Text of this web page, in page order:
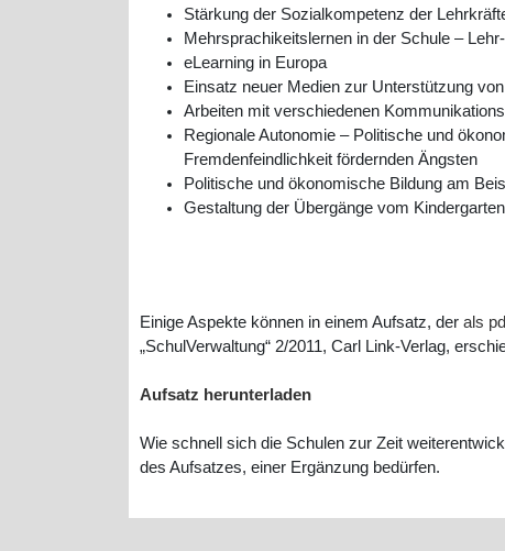
Stärkung der Sozialkompetenz der
Mehrsprachikeitslernen in der Schule –
eLearning in Europa
Einsatz neuer Medien zur Unterstützung
Arbeiten mit verschiedenen
Regionale Autonomie – Politische und
Fremdenfeindlichkeit fördernden Ängsten
Politische und ökonomische Bildung am
Gestaltung der Übergänge vom
Einige Aspekte können in einem Aufsatz, der als
„SchulVerwaltung“ 2/2011, Carl Link-Verlag,
Aufsatz herunterladen
Wie schnell sich die Schulen zur Zeit
des Aufsatzes, einer Ergänzung bedürfen.